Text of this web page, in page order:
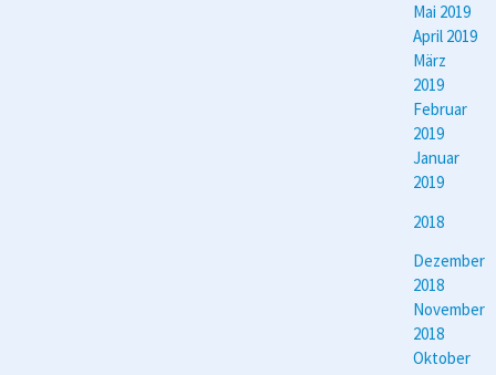
Mai 2019
April 2019
März
2019
Februar
2019
Januar
2019
2018
Dezember
2018
November
2018
Oktober